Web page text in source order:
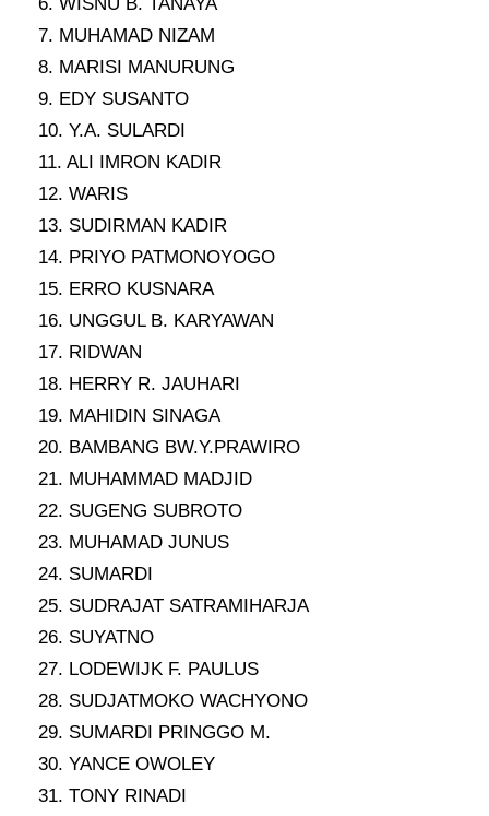
7. MUHAMAD NIZAM
8. MARISI MANURUNG
9. EDY SUSANTO
10. Y.A. SULARDI
11. ALI IMRON KADIR
12. WARIS
13. SUDIRMAN KADIR
14. PRIYO PATMONOYOGO
15. ERRO KUSNARA
16. UNGGUL B. KARYAWAN
17. RIDWAN
18. HERRY R. JAUHARI
19. MAHIDIN SINAGA
20. BAMBANG BW.Y.PRAWIRO
21. MUHAMMAD MADJID
22. SUGENG SUBROTO
23. MUHAMAD JUNUS
24. SUMARDI
25. SUDRAJAT SATRAMIHARJA
26. SUYATNO
27. LODEWIJK F. PAULUS
28. SUDJATMOKO WACHYONO
29. SUMARDI PRINGGO M.
30. YANCE OWOLEY
31. TONY RINADI